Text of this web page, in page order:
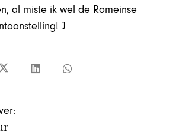
al miste ik wel de Romeinse
J